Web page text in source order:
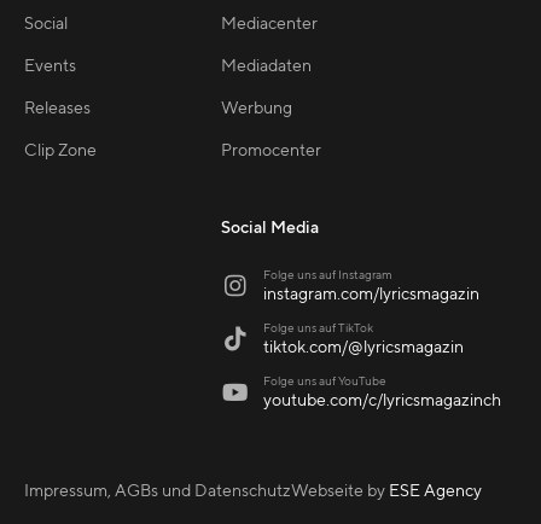
Social
Events
Releases
Clip Zone
Mediacenter
Mediadaten
Werbung
Promocenter
Social Media
 Folge uns auf Instagram
instagram.com/lyricsmagazin
 Folge uns auf TikTok
tiktok.com/@lyricsmagazin
 Folge uns auf YouTube
youtube.com/c/lyricsmagazinch
Impressum, AGBs und DatenschutzWebseite by ESE Agency